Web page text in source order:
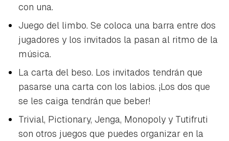
con una.
Juego del limbo. Se coloca una barra entre dos
jugadores y los invitados la pasan al ritmo de la
música.
La carta del beso. Los invitados tendrán que
pasarse una carta con los labios. ¡Los dos que
se les caiga tendrán que beber!
Trivial, Pictionary, Jenga, Monopoly y Tutifruti
son otros juegos que puedes organizar en la